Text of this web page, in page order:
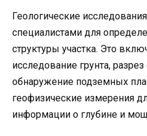
Геологические
специалистами для
структуры участка. Это
исследование грунта,
обнаружение подземных
геофизические измерения
информации о глубине и